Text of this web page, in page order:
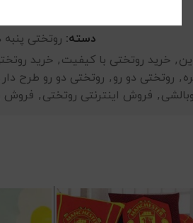
دسته: روتختی پنبه
, خرید روتختی با کیفیت, خرید
, روتختی دو رو, روتختی دو رو طرح دار
, فروش اینترنتی روتختی, فروش